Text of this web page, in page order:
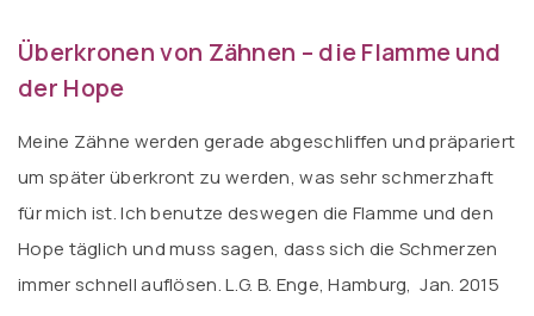
Überkronen von Zähnen – die Flamme und
der Hope
Meine Zähne werden gerade abgeschliffen und präpariert
um später überkront zu werden, was sehr schmerzhaft
für mich ist. Ich benutze deswegen die Flamme und den
Hope täglich und muss sagen, dass sich die Schmerzen
immer schnell auflösen. L.G. B. Enge, Hamburg, Jan. 2015